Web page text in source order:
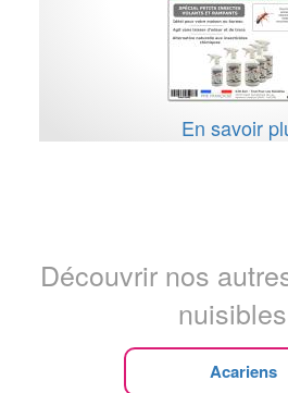
En savoir
Découvrir nos
Acariens